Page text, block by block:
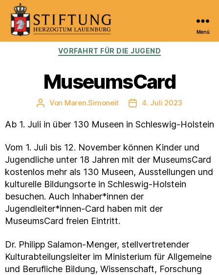
Kulturportal
Herzogtum
Menü
Kategorien
VORFAHRT FÜR DIE JUGEND
MuseumsCard
Beitragsautor
Von Maren.Simoneit Veröffentlichungsdatum
4. Juli 2023
Ab 1. Juli in über 130 Museen in Schleswig-Holstein
Vom 1. Juli bis 12. November können Kinder und
Jugendliche unter 18 Jahren mit der MuseumsCard
kostenlos mehr als 130 Museen, Ausstellungen und
kulturelle Bildungsorte in Schleswig-Holstein
besuchen. Auch Inhaber*innen der
Jugendleiter*innen-Card haben mit der
MuseumsCard freien Eintritt.
Dr. Philipp Salamon-Menger, stellvertretender
Kulturabteilungsleiter im Ministerium für Allgemeine
und Berufliche Bildung, Wissenschaft, Forschung